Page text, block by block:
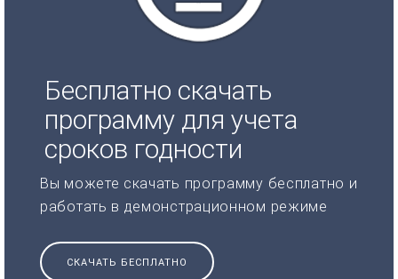
Бесплатно скачать
программу для учета
сроков годности
Вы можете скачать программу бесплатно и
работать в демонстрационном режиме
СКАЧАТЬ БЕСПЛАТНО